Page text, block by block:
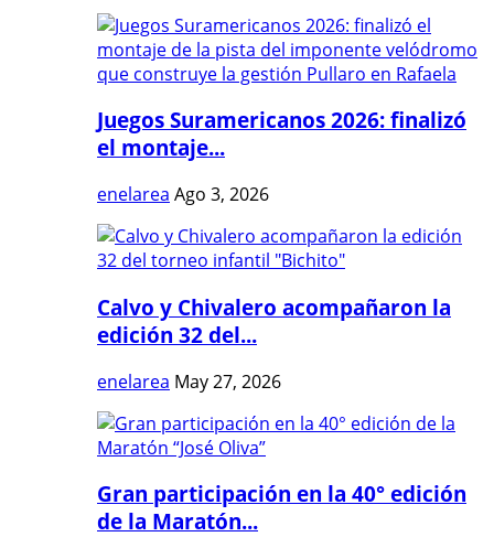
Juegos Suramericanos 2026: finalizó
el montaje...
enelarea Ago 3, 2026
Calvo y Chivalero acompañaron la
edición 32 del...
enelarea May 27, 2026
Gran participación en la 40° edición
de la Maratón...